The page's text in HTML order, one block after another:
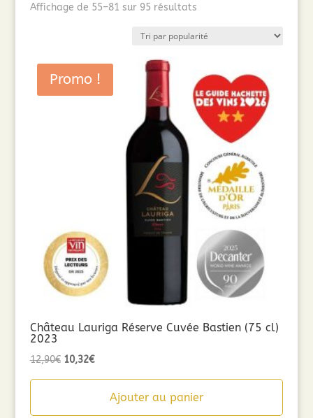
Affichage de 55–81 sur 95 résultatsTrié
Promo !
Château Lauriga Réserve Cuvée Bastien (75 cl)
2023
12,90€ Le
10,32€Le
actuelAjouter au panier